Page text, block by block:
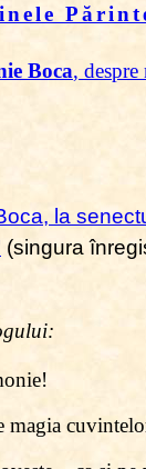
Boca,
la
(singura
magia